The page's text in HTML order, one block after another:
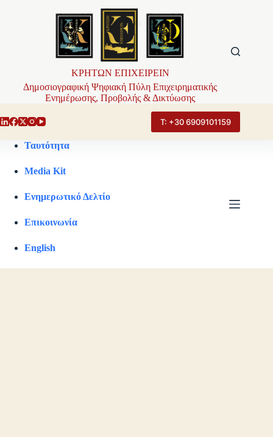
ΚΡΗΤΩΝ ΕΠΙΧΕΙΡΕΙΝ
Δημοσιογραφική Ψηφιακή Πύλη Επιχειρηματικής
Ενημέρωσης, Προβολής & Δικτύωσης
Τ: +30 6909101159
Ταυτότητα
Media Kit
Ενημερωτικό Δελτίο
Επικοινωνία
English